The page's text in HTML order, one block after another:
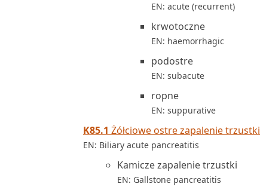
EN: acute (recurrent)
krwotoczne
EN: haemorrhagic
podostre
EN: subacute
ropne
EN: suppurative
K85.1 Żółciowe ostre zapalenie trzustki
EN: Biliary acute pancreatitis
Kamicze zapalenie trzustki
EN: Gallstone pancreatitis